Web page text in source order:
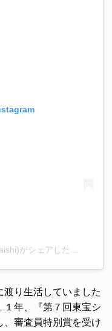
り生活していました
１年、『第７回東宝シ
、審査員特別賞を受け